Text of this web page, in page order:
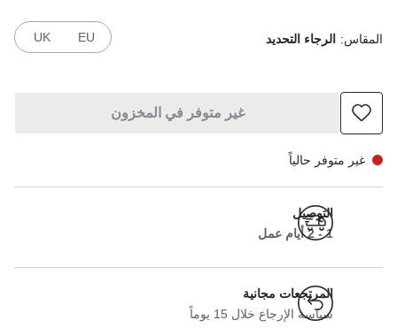
المقاس: الرجاء التحديد EU
UK
غير متوفر في المخزون
غير متوفر حالياً
التوصيل
1 - 2 أيام عمل
المرتجعات مجانية
سياسة الإرجاع خلال 15 يوماً